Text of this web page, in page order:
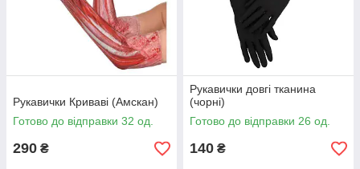
Рукавички Криваві (Амскан)
Готово до відправки 32 од.
290 ₴
Рукавички довгі тканина
(чорні)
Готово до відправки 26 од.
140 ₴